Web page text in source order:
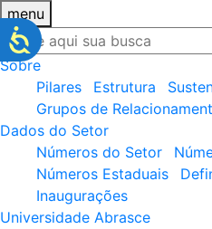
menu
Sobre
Pilares
Estrutura
Grupos de
Dados do Setor
Números do Setor
Números Estaduais
Inaugurações
Universidade Abrasce